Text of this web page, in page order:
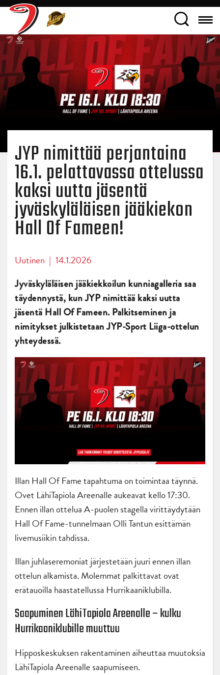
JYP nimittää perjantaina
16.1. pelattavassa ottelussa
kaksi uutta jäsentä
jyväskyläläisen jääkiekon
Hall Of Fameen!
Uutinen | 14.1.2026
Jyväskyläläisen jääkiekkoilun kunniagalleria saa
täydennystä, kun JYP nimittää kaksi uutta
jäsentä Hall Of Fameen. Palkitseminen ja
nimitykset julkistetaan JYP-Sport Liiga-ottelun
yhteydessä.
Illan Hall Of Fame tapahtuma on toimintaa täynnä.
Ovet LähiTapiola Areenalle aukeavat kello 17:30.
Ennen illan ottelua A-puolen stagella virittäydytään
Hall Of Fame-tunnelmaan Olli Tantun esittämän
livemusiikin tahdissa.
Illan juhlaseremoniat järjestetään juuri ennen illan
ottelun alkamista. Molemmat palkittavat ovat
erätauoilla haastatellussa Hurrikaaniklubilla.
Saapuminen LähiTapiola Areenalle – kulku
Hurrikaaniklubille muuttuu
Hipposkeskuksen rakentaminen aiheuttaa muutoksia
LähiTapiola Areenalle saapumiseen.